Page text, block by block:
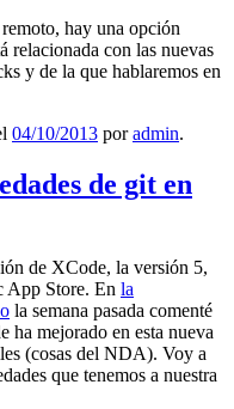
hay una opción
relacionada con las nuevas
y de la que hablaremos en
04/10/2013 poradmin.
de git en
de XCode, la versión 5,
App Store. En la
la semana pasada comenté
ha mejorado en esta nueva
(cosas del NDA). Voy a
que tenemos a nuestra